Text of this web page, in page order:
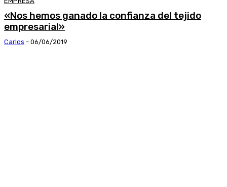
«Nos hemos ganado la confianza del tejido
empresarial»
Carlos - 06/06/2019